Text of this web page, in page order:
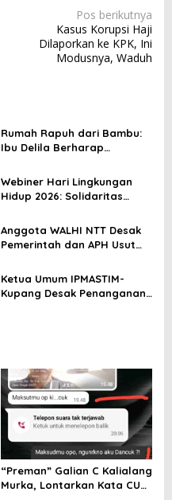
Pos berikutnya
Kasus Korupsi Haji
Dilaporkan ke KPK, Ini
Modusnya, Waduh
Rumah Rapuh dari Bambu:
Ibu Delila Berharap
Dinas Sosial
Webiner Hari Lingkungan
Hidup 2026: Solidaritas
Soroti Dampak Krisis Iklim
dan Ruang hidup di NTT
Anggota WALHI NTT Desak
Pemerintah dan APH Usut
Kayu Sonokeling Ilegal di
TTU
Ketua Umum IPMASTIM-
Kupang Desak Penanganan
“Preman” Galian C Kalialang
Murka, Lontarkan Kata CUK